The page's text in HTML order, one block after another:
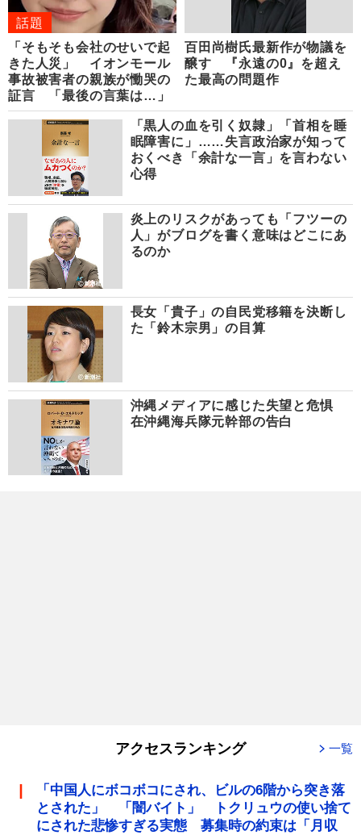
話題
「そもそも会社のせいで起
きた人災」 イオンモール
事故被害者の親族が慟哭の
証言 「最後の言葉は…」
百田尚樹氏最新作が物議を
醸す 『永遠の0』を超え
た最高の問題作
「黒人の血を引く奴隷」「首相を睡
眠障害に」……失言政治家が知って
おくべき「余計な一言」を言わない
心得
炎上のリスクがあっても「フツーの
人」がブログを書く意味はどこにあ
るのか
長女「貴子」の自民党移籍を決断し
た「鈴木宗男」の目算
沖縄メディアに感じた失望と危惧
在沖縄海兵隊元幹部の告白
アクセスランキング 一覧
「中国人にボコボコにされ、ビルの6階から突き落
とされた」 「闇バイト」 トクリュウの使い捨て
にされた悲惨すぎる実態 募集時の約束は「月収